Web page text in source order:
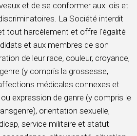
et de se conformer aux lois et
La Société interdit
tout harcèlement et offre l'égalité
et aux membres de son
de leur race, couleur, croyance,
(y compris la grossesse,
médicales connexes et
expression de genre (y compris le
orientation sexuelle,
service militaire et statut